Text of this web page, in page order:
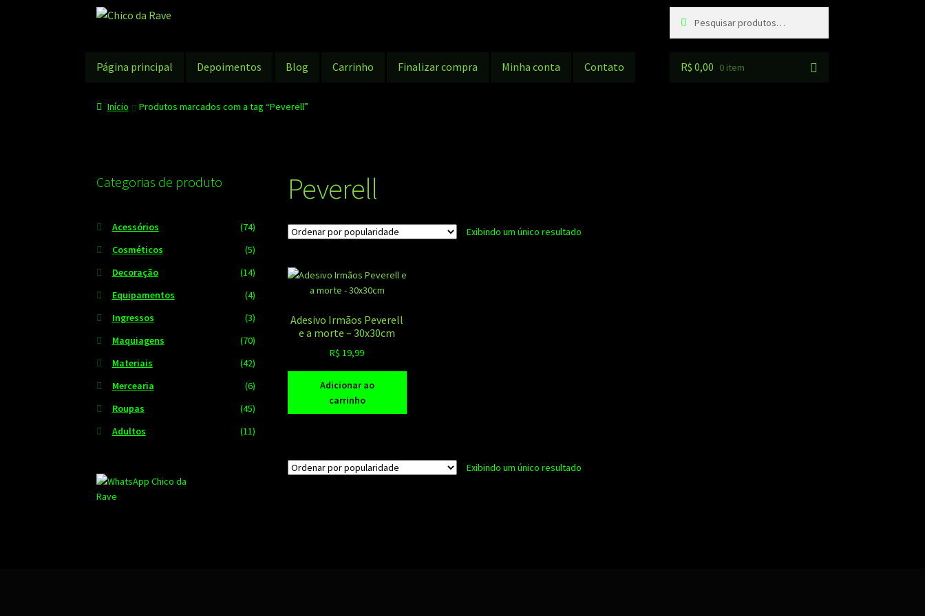
Pular
Pular
conteúdo
por:
Página principal Depoimentos Blog Carrinho Finalizar compra Minha conta Contato R$ 0,00 0 item
Início Produtos marcados com a tag “Peverell”
Peverell
Exibindo um único resultado
Adesivo Irmãos Peverell
e a morte – 30x30cm
R$ 19,99
Adicionar ao
carrinho
Exibindo um único resultado
Categorias de produto
Acessórios
(74)
Cosméticos
(5)
Decoração
(14)
Equipamentos
(4)
Ingressos
(3)
Maquiagens
(70)
Materiais
(42)
Mercearia
(6)
Roupas
(45)
Adultos
(11)